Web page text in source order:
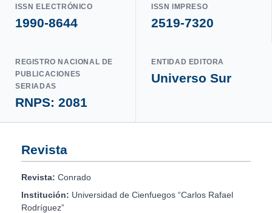
ISSN ELECTRÓNICO
1990-8644
ISSN IMPRESO
2519-7320
REGISTRO NACIONAL DE
PUBLICACIONES
SERIADAS
RNPS: 2081
ENTIDAD EDITORA
Universo Sur
Revista
Revista: Conrado
Institución: Universidad de Cienfuegos “Carlos Rafael
Rodríguez”